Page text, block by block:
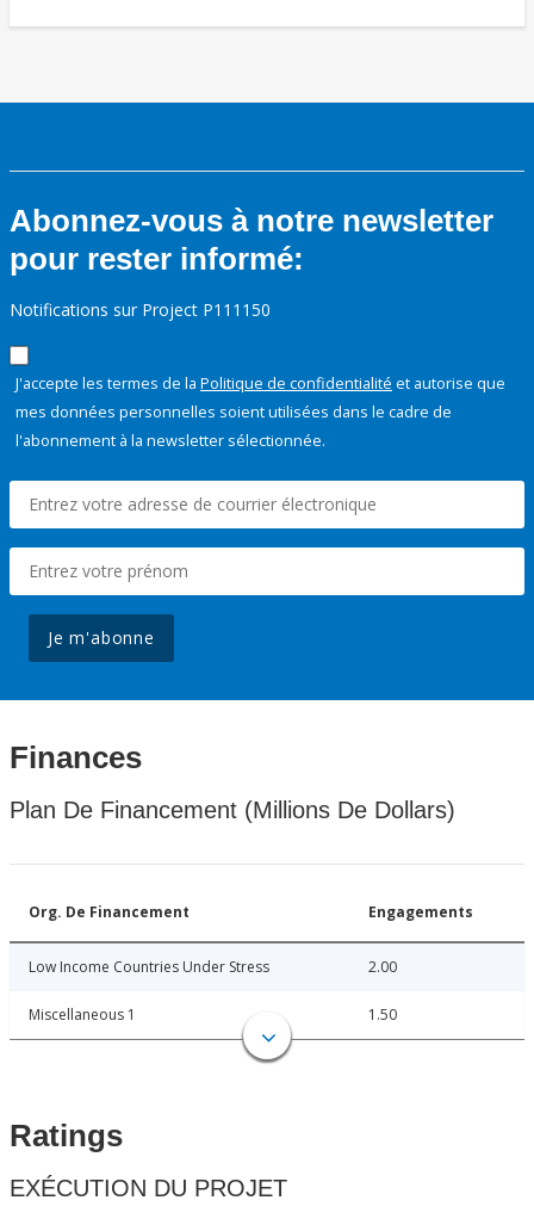
Abonnez-vous à notre newsletter
pour rester informé:
Notifications sur Project P111150
J'accepte les termes de la Politique de confidentialité et autorise que
mes données personnelles soient utilisées dans le cadre de
l'abonnement à la newsletter sélectionnée.
Je m'abonne
Finances
Plan De Financement (Millions De Dollars)
Org. De Financement Engagements
Low Income Countries Under Stress 2.00
Miscellaneous 1 1.50
Ratings
EXÉCUTION DU PROJET